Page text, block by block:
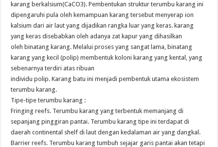
karang berkalsium(CaCO3). Pembentukan struktur terumbu karang ini
dipengaruhi pula oleh kemampuan karang tersebut menyerap ion
kalsium dari air laut yang dijadikan rangka luar yang keras. karang
yang keras disebabkan oleh adanya zat kapur yang dihasilkan
oleh binatang karang. Melalui proses yang sangat lama, binatang
karang yang kecil (polip) membentuk koloni karang yang kental, yang
sebenarnya terdiri atas ribuan
individu polip. Karang batu ini menjadi pembentuk utama ekosistem
terumbu karang.
Tipe-tipe terumbu karang :
Fringing reefs. Terumbu karang yang terbentuk memanjang di
sepanjang pinggiran pantai. Terumbu karang tipe ini terdapat di
daerah continental shelf di laut dengan kedalaman air yang dangkal.
Barrier reefs. Terumbu karang tumbuh sejajar garis pantai akan tetapi